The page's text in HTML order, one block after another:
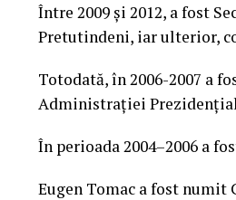
Între 2009 și 2012, a fost
Pretutindeni, iar ulterior,
Totodată, în 2006-2007 a
Administrației
În perioada 2004–2006 a
Eugen Tomac a fost